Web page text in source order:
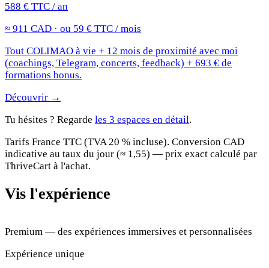
588 € TTC / an
≈ 911 CAD · ou 59 € TTC / mois
Tout COLIMAO à vie + 12 mois de proximité avec moi
(coachings, Telegram, concerts, feedback) + 693 € de
formations bonus.
Découvrir →
Tu hésites ? Regarde les 3 espaces en détail.
Tarifs France TTC (TVA 20 % incluse). Conversion CAD
indicative au taux du jour (≈ 1,55) — prix exact calculé par
ThriveCart à l'achat.
Vis l'expérience
Premium — des expériences immersives et personnalisées
Expérience unique